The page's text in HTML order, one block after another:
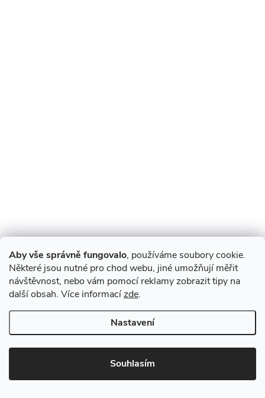
Aby vše správně fungovalo, používáme soubory cookie.
Některé jsou nutné pro chod webu, jiné umožňují měřit
návštěvnost, nebo vám pomocí reklamy zobrazit tipy na
další obsah. Více informacízde.
Nastavení
Souhlasím